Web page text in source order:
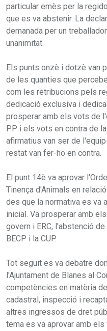
particular emès per la
que es va abstenir. La
demanada per un
unanimitat.
Els punts onzè i dotzè van
de les quanties que
com les retribucions pels
dedicació exclusiva i
prosperar amb els vots de
PP i els vots en contra de
afirmatius van ser de
restat van fer-ho en contra.
El punt 14è va aprovar
Tinença d'Animals en
des que la normativa es va
inicial. Va prosperar amb
govern i ERC, l'abstenció
BECP i la CUP.
Tot seguit es va debatre
l'Ajuntament de Blanes al
competències en matèria
cadastral, inspecció i
altres ingressos de dret
tema es va aprovar amb